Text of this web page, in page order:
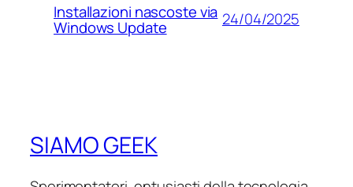
Installazioni nascoste via
Windows Update 24/04/2025
SIAMO GEEK